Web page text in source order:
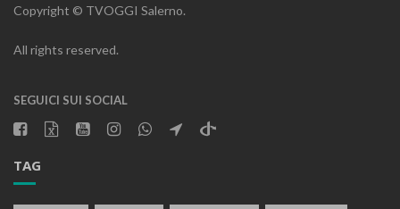
Copyright © TVOGGI Salerno.
All rights reserved.
SEGUICI SUI SOCIAL
TAG